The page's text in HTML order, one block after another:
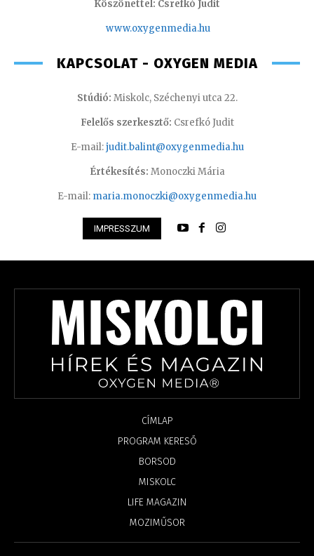
Köszönettel: Csrefkó Judit
www.oxygenmedia.hu
KAPCSOLAT - OXYGEN MEDIA
Stúdió: Miskolc, Széchenyi utca 22.
Felelős szerkesztő: Csrefkó Judit
E-mail:judit.balint@oxygenmedia.hu
Értékesítés: Monoczki Mária
E-mail: maria.monoczki@oxygenmedia.hu
IMPRESSZUM
CÍMLAP
PROGRAM KERESŐ
BORSOD
MISKOLC
LIFE MAGAZIN
MOZIMŰSOR